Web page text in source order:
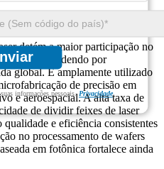
informações pessoais. Privacidade
detém a maior participação no
respondendo por
global. É amplamente utilizado
de precisão em
e aeroespacial. A alta taxa de
de dividir feixes de laser
e eficiência consistentes
no processamento de wafers
em fotônica fortalece ainda